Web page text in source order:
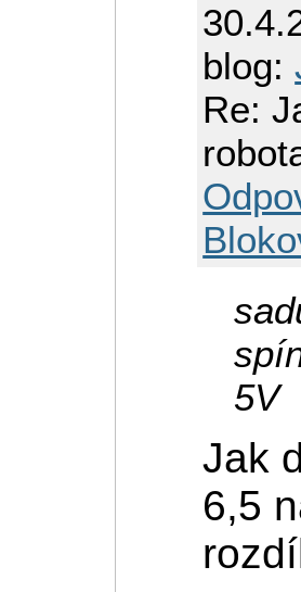
blog:
Re:
5V
Jak
6,5